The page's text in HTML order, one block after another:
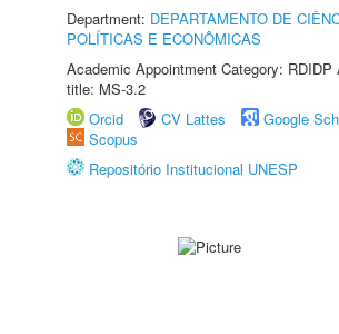
Department: DEPARTAMENTO DE
POLÍTICAS E ECONÔMICAS
Academic Appointment Category: RDIDP
title: MS-3.2
Orcid
CV Lattes
Google
Scopus
Repositório Institucional UNESP